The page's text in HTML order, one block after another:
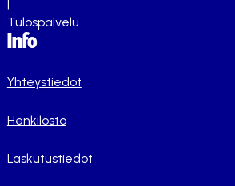
Tulospalvelu
Info
Yhteystiedot
Henkilöstö
Laskutustiedot